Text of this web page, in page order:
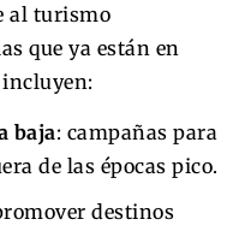
al turismo
que ya están en
baja: campañas para
de las épocas pico.
destinos